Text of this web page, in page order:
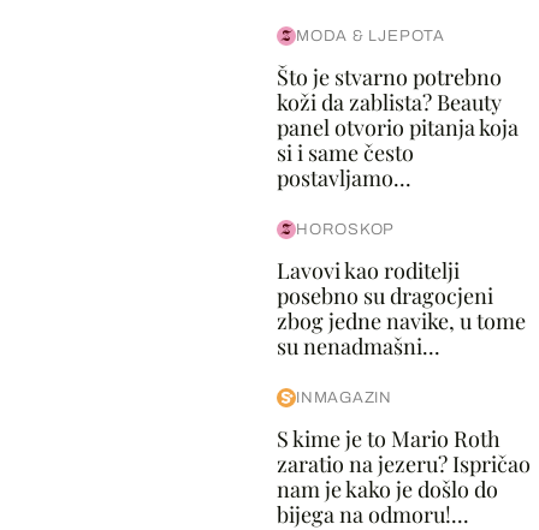
MODA & LJEPOTA
Što je stvarno potrebno
koži da zablista? Beauty
panel otvorio pitanja koja
si i same često
postavljamo...
HOROSKOP
Lavovi kao roditelji
posebno su dragocjeni
zbog jedne navike, u tome
su nenadmašni...
INMAGAZIN
S kime je to Mario Roth
zaratio na jezeru? Ispričao
nam je kako je došlo do
bijega na odmoru!...